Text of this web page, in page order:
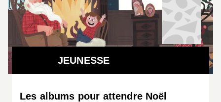
JEUNESSE
Les albums pour attendre Noël